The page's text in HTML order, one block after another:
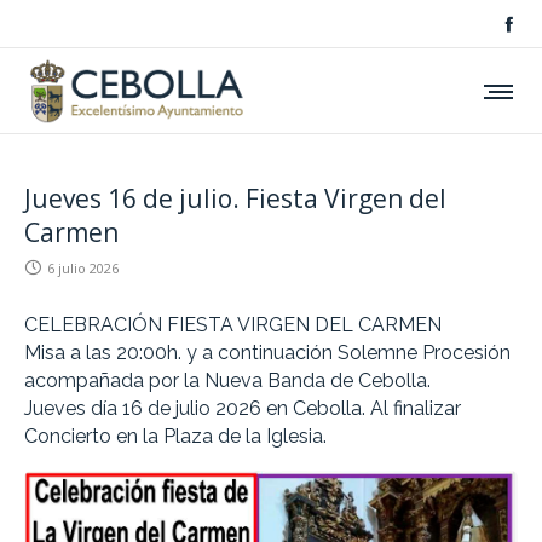
Jueves 16 de julio. Fiesta Virgen del
Carmen
6 julio 2026
CELEBRACIÓN FIESTA VIRGEN DEL CARMEN
Misa a las 20:00h. y a continuación Solemne Procesión
acompañada por la Nueva Banda de Cebolla.
Jueves día 16 de julio 2026 en Cebolla. Al finalizar
Concierto en la Plaza de la Iglesia.